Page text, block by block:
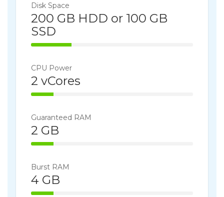
Disk Space
200 GB HDD or 100 GB
SSD
25% Complete
CPU Power
2 vCores
14% Complete
Guaranteed RAM
2 GB
14% Complete
Burst RAM
4 GB